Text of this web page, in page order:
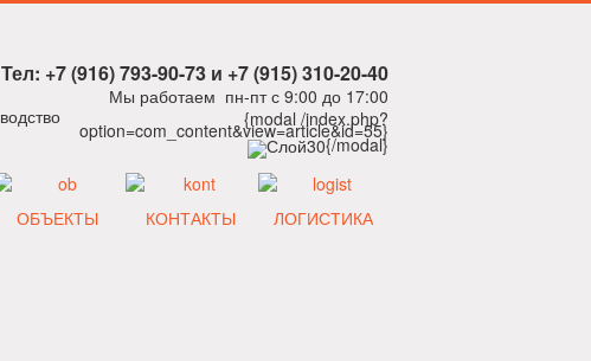
Тел: +7 (916) 793-90-73 и +7 (915) 310-20-40
Мы работаем пн-пт с 9:00 до 17:00
{modal /index.php?
option=com_content&view=article&id=55}
{/modal}
ОБЪЕКТЫ КОНТАКТЫ ЛОГИСТИКА